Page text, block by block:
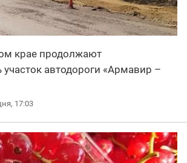
крае продолжают
автодороги «Армавир –
17:03